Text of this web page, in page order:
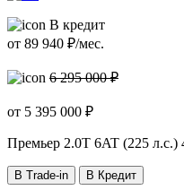
В кредит
от 89 940 ₽/мес.
6 295 000 ₽
от 5 395 000 ₽
Премьер 2.0T 6AT (225 л.с.)
В Trade-in В Кредит